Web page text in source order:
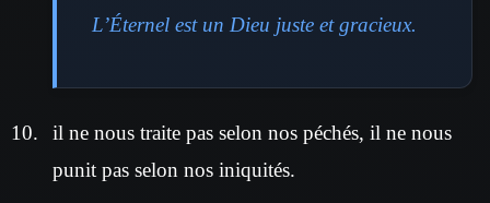
L’Éternel est un Dieu juste et gracieux.
il ne nous traite pas selon nos péchés, il ne nous
punit pas selon nos iniquités.